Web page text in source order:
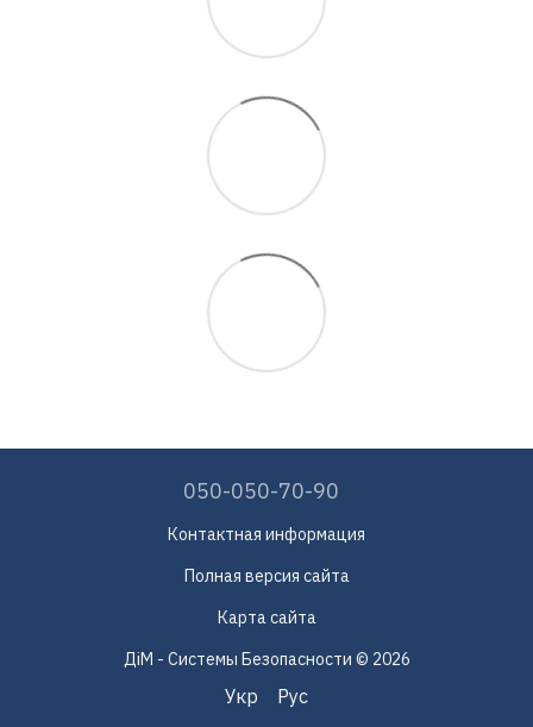
050-050-70-90
Контактная информация
Полная версия сайта
Карта сайта
ДіМ - Системы Безопасности © 2026
Укр Рус